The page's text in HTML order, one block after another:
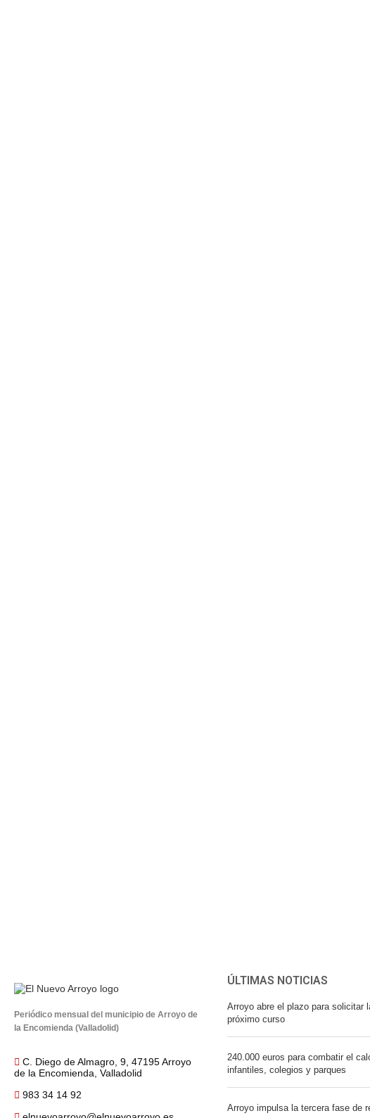
Periódico mensual del municipio de Arroyo de
la Encomienda (Valladolid)
C. Diego de Almagro, 9, 47195 Arroyo
de la Encomienda, Valladolid
983 34 14 92
ÚLTIMAS NOTICIAS
Arroyo abre el plazo para solicitar
próximo curso
240.000 euros para combatir el
infantiles, colegios y parques
Arroyo impulsa la tercera fase de